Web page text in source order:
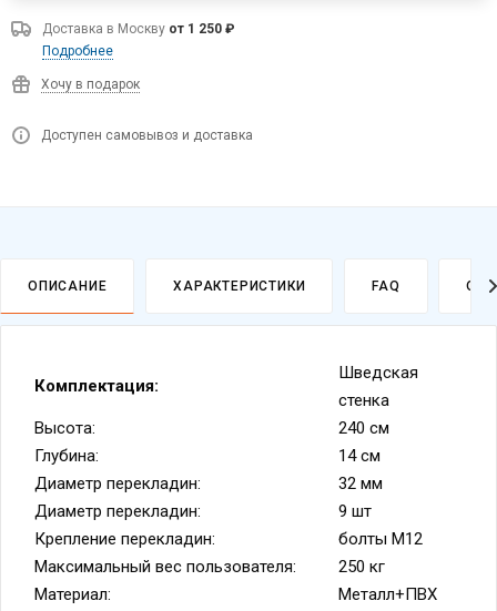
Доставка в Москву от 1 250 ₽
Подробнее
Хочу в подарок
Доступен самовывоз и доставка
ОПИСАНИЕ ХАРАКТЕРИСТИКИ FAQ
Комплектация:
Шведская
стенка
Высота:
240 см
Глубина:
14 см
Диаметр перекладин:
32 мм
Диаметр перекладин:
9 шт
Крепление перекладин:
болты М12
Максимальный вес пользователя:
250 кг
Материал:
Металл+ПВХ
данных